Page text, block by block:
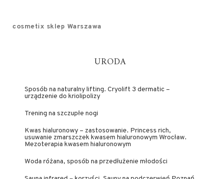
cosmetix sklep Warszawa
URODA
Sposób na naturalny lifting. Cryolift 3 dermatic –
urządzenie do kriolipolizy
Trening na szczupłe nogi
Kwas hialuronowy – zastosowanie. Princess rich,
usuwanie zmarszczek kwasem hialuronowym Wrocław.
Mezoterapia kwasem hialuronowym
Woda różana, sposób na przedłużenie młodości